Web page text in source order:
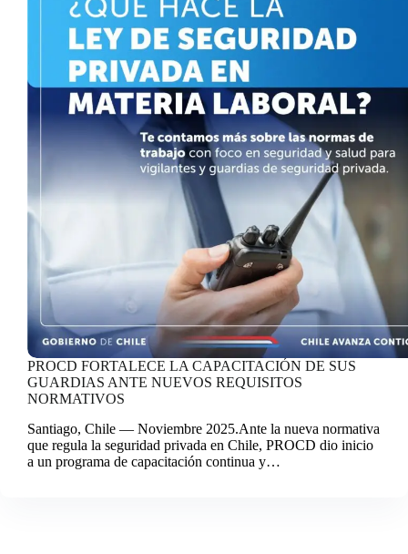
PROCD FORTALECE LA CAPACITACIÓN DE SUS
GUARDIAS ANTE NUEVOS REQUISITOS
NORMATIVOS
Santiago, Chile — Noviembre 2025.Ante la nueva normativa
que regula la seguridad privada en Chile, PROCD dio inicio
a un programa de capacitación continua y…